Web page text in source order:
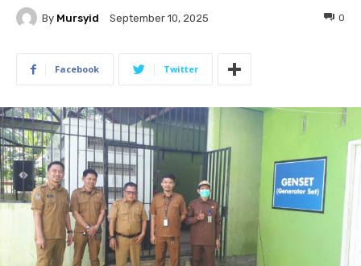
By Mursyid September 10, 2025 0
Facebook Twitter